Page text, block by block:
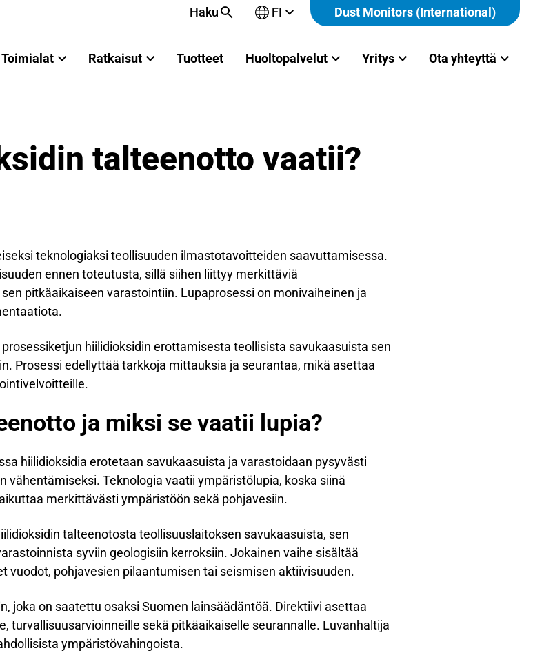
Haku FI Dust Monitors (International)
Toimialat Ratkaisut Tuotteet Huoltopalvelut Yritys Ota yhteyttä
talteenotto vaatii?
teknologiaksi teollisuuden ilmastotavoitteiden saavuttamisessa.
ennen toteutusta, sillä siihen liittyy merkittäviä
pitkäaikaiseen varastointiin. Lupaprosessi on monivaiheinen ja
hiilidioksidin erottamisesta teollisista savukaasuista sen
Prosessi edellyttää tarkkoja mittauksia ja seurantaa, mikä asettaa
ja miksi se vaatii lupia?
hiilidioksidia erotetaan savukaasuista ja varastoidaan pysyvästi
Teknologia vaatii ympäristölupia, koska siinä
merkittävästi ympäristöön sekä pohjavesiin.
talteenotosta teollisuuslaitoksen savukaasuista, sen
syviin geologisiin kerroksiin. Jokainen vaihe sisältää
vuodot, pohjavesien pilaantumisen tai seismisen aktiivisuuden.
joka on saatettu osaksi Suomen lainsäädäntöä. Direktiivi asettaa
turvallisuusarvioinneille sekä pitkäaikaiselle seurannalle. Luvanhaltija
ympäristövahingoista.